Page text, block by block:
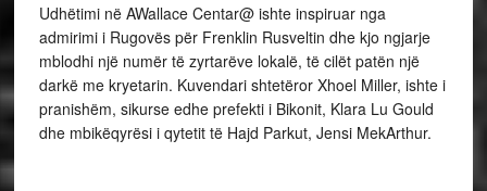
Udhëtimi në AWallace Centar@ ishte inspiruar nga
admirimi i Rugovës për Frenklin Rusveltin dhe kjo ngjarje
mblodhi një numër të zyrtarëve lokalë, të cilët patën një
darkë me kryetarin. Kuvendari shtetëror Xhoel Miller, ishte i
pranishëm, sikurse edhe prefekti i Bikonit, Klara Lu Gould
dhe mbikëqyrësi i qytetit të Hajd Parkut, Jensi MekArthur.